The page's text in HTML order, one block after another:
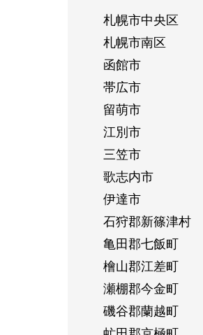
札幌市中央区
札幌市南区
函館市
帯広市
留萌市
江別市
三笠市
歌志内市
伊達市
石狩郡新篠津村
亀田郡七飯町
檜山郡江差町
瀬棚郡今金町
磯谷郡蘭越町